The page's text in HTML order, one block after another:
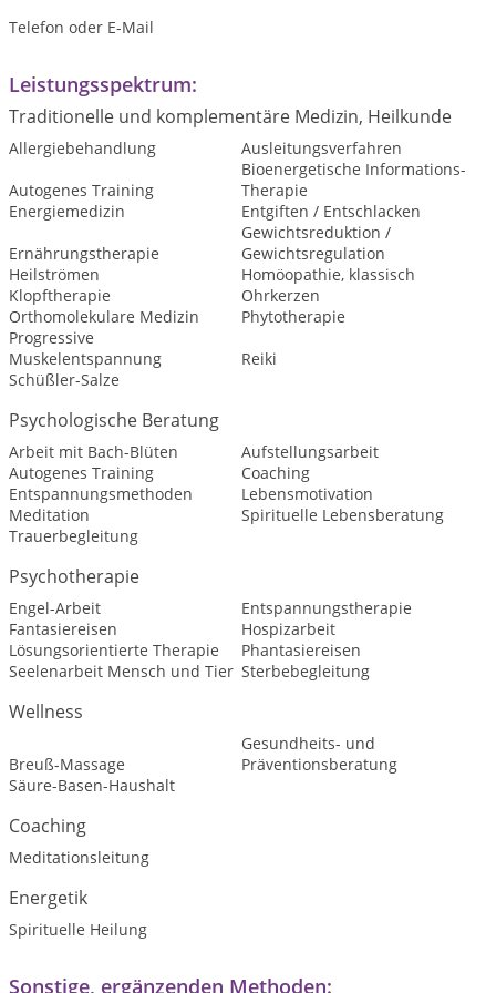
Telefon oder E-Mail
Leistungsspektrum:
Traditionelle und komplementäre Medizin, Heilkunde
Allergiebehandlung
Ausleitungsverfahren
Autogenes Training
Bioenergetische Informations-
Therapie
Energiemedizin
Entgiften / Entschlacken
Ernährungstherapie
Gewichtsreduktion /
Gewichtsregulation
Heilströmen
Homöopathie, klassisch
Klopftherapie
Ohrkerzen
Orthomolekulare Medizin
Phytotherapie
Progressive
Muskelentspannung
Reiki
Schüßler-Salze
Psychologische Beratung
Arbeit mit Bach-Blüten
Aufstellungsarbeit
Autogenes Training
Coaching
Entspannungsmethoden
Lebensmotivation
Meditation
Spirituelle Lebensberatung
Trauerbegleitung
Psychotherapie
Engel-Arbeit
Entspannungstherapie
Fantasiereisen
Hospizarbeit
Lösungsorientierte Therapie
Phantasiereisen
Seelenarbeit Mensch und Tier Sterbebegleitung
Wellness
Breuß-Massage
Gesundheits- und
Präventionsberatung
Säure-Basen-Haushalt
Coaching
Meditationsleitung
Energetik
Spirituelle Heilung
Sonstige, ergänzenden Methoden: